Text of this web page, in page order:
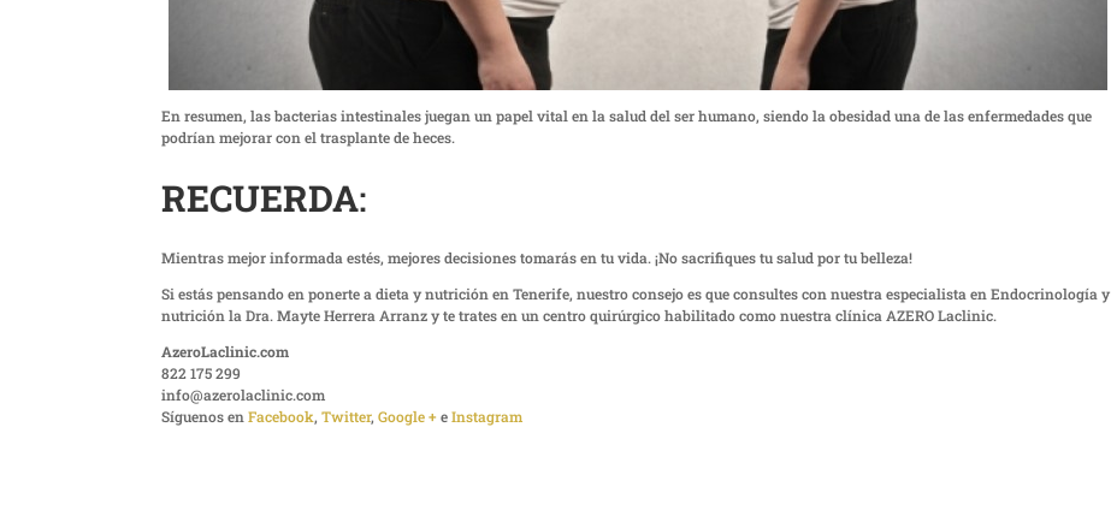
En resumen, las bacterias intestinales juegan un papel vital en la salud del ser humano, siendo la obesidad una de las enfermedades que
podrían mejorar con el trasplante de heces.
RECUERDA:
Mientras mejor informada estés, mejores decisiones tomarás en tu vida. ¡No sacrifiques tu salud por tu belleza!
Si estás pensando en ponerte a dieta y nutrición en Tenerife, nuestro consejo es que consultes con nuestra especialista en Endocrinología y
nutrición la Dra. Mayte Herrera Arranz y te trates en un centro quirúrgico habilitado como nuestra clínica AZERO Laclinic.
AzeroLaclinic.com
822 175 299
info@azerolaclinic.com
Síguenos enFacebook,Twitter,Google +eInstagram